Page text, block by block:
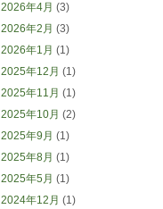
2026年4月 (3)
2026年2月 (3)
2026年1月 (1)
2025年12月 (1)
2025年11月 (1)
2025年10月 (2)
2025年9月 (1)
2025年8月 (1)
2025年5月 (1)
2024年12月 (1)